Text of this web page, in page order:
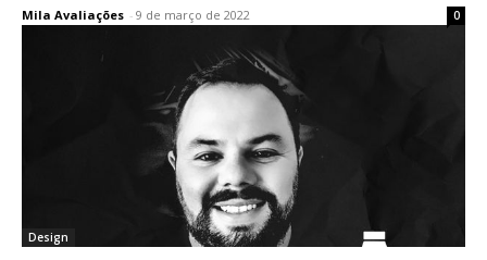
Mila Avaliações - 9 de março de 2022 0
Design